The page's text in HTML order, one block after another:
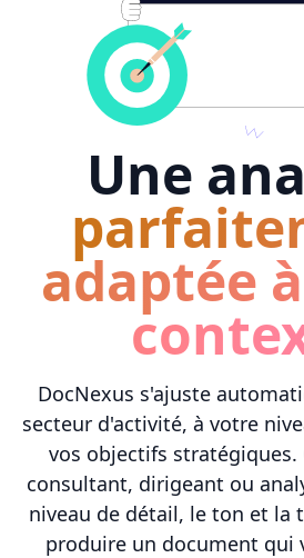
Une
adaptée
DocNexus s'ajuste
secteur d'activité, à votre
vos objectifs stratégiques.
consultant, dirigeant ou
niveau de détail, le ton et la
produire un document qui